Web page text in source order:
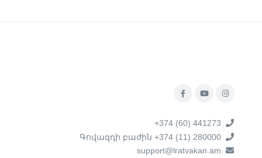
+374 (60) 441273
Գովազդի բաժին +374 (11) 280000
support@lratvakan.am